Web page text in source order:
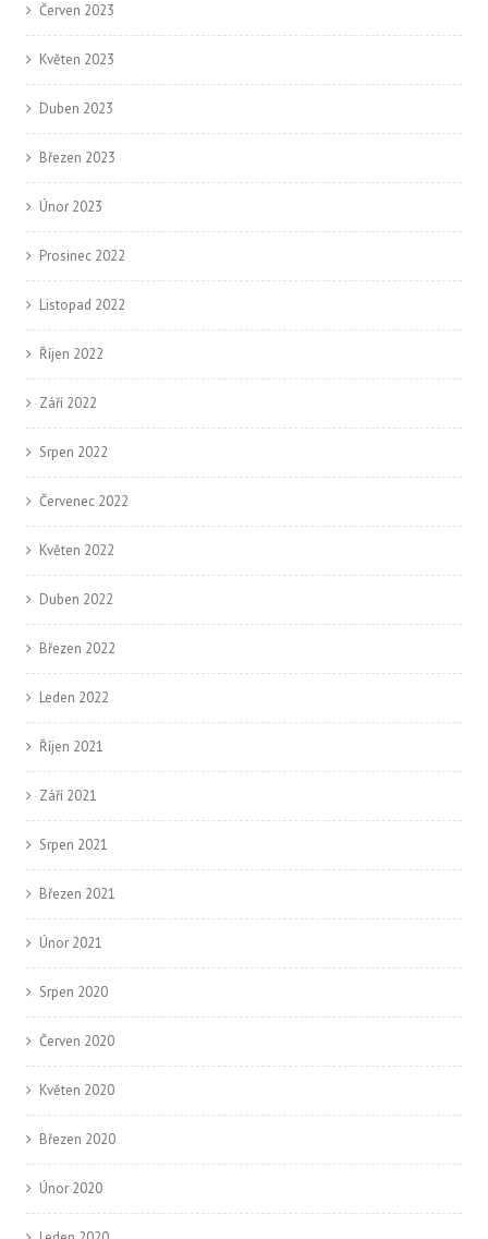
Červen 2023
Květen 2023
Duben 2023
Březen 2023
Únor 2023
Prosinec 2022
Listopad 2022
Říjen 2022
Září 2022
Srpen 2022
Červenec 2022
Květen 2022
Duben 2022
Březen 2022
Leden 2022
Říjen 2021
Září 2021
Srpen 2021
Březen 2021
Únor 2021
Srpen 2020
Červen 2020
Květen 2020
Březen 2020
Únor 2020